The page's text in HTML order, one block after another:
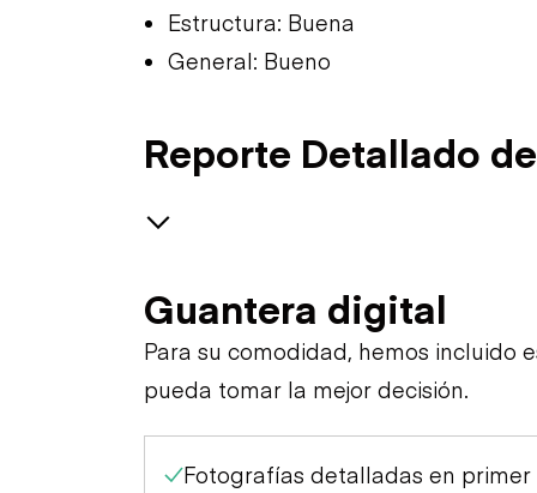
Estructura: Buena
General: Bueno
Reporte Detallado
Operable
GENERAL APPEARANCE
Cab or Canopy
Horn
OPERATOR STATION
Guantera digital
Para su comodidad, hemos incluido
pueda tomar la mejor decisión.
Fotografías detalladas en primer